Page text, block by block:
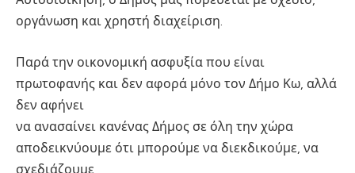
οργάνωση και χρηστή διαχείριση.
Παρά την οικονομική ασφυξία που είναι
πρωτοφανής και δεν αφορά μόνο τον Δήμο Κω, αλλά
δεν αφήνει
να ανασαίνει κανένας Δήμος σε όλη την χώρα
αποδεικνύουμε ότι μπορούμε να διεκδικούμε, να
σχεδιάζουμε